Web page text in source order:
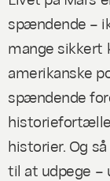
spændende –
mange sikkert
amerikanske
spændende
historier. Og
til at udpege –